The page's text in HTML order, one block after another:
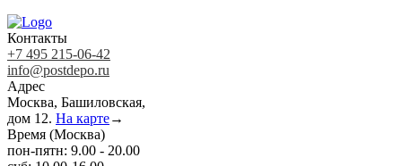
Контакты
+7 495 215-06-42
info@postdepo.ru
Адрес
Москва, Башиловская,
дом 12. На карте→
Время (Москва)
пон-пятн: 9.00 - 20.00